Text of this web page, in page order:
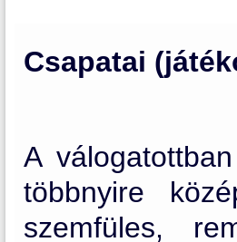
Csapatai
A
többnyire
szemfüles,